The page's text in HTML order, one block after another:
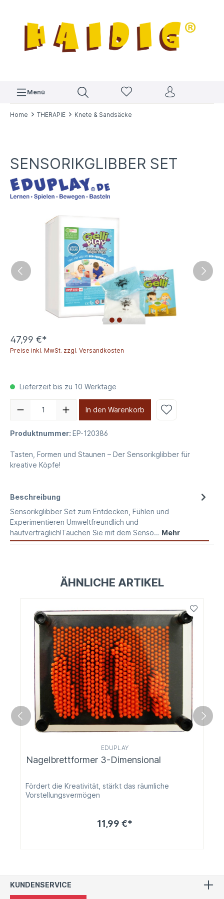
Menü
Home THERAPIE Knete & Sandsäcke
SENSORIKGLIBBER SET
47,99 €*
Preise inkl. MwSt. zzgl. Versandkosten
Lieferzeit bis zu 10 Werktage
In den Warenkorb
Produktnummer: EP-120386
Tasten, Formen und Staunen – Der Sensorikglibber für
kreative Köpfe!
Beschreibung
Sensorikglibber Set zum Entdecken, Fühlen und
Experimentieren Umweltfreundlich und
hautverträglich!Tauchen Sie mit dem Senso… Mehr
ÄHNLICHE ARTIKEL
EDUPLAY
Nagelbrettformer 3-Dimensional
Fördert die Kreativität, stärkt das räumliche
Vorstellungsvermögen
11,99 €*
KUNDENSERVICE